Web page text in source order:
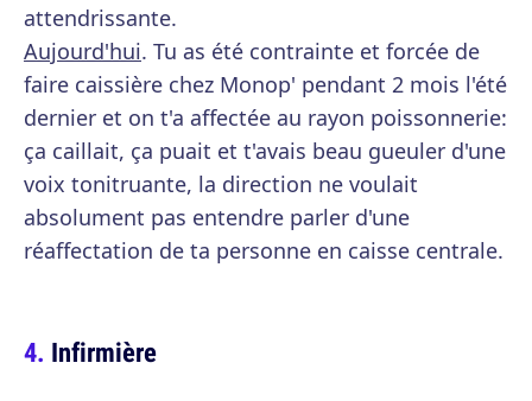
attendrissante.
Aujourd'hui. Tu as été contrainte et forcée de
faire caissière chez Monop' pendant 2 mois l'été
dernier et on t'a affectée au rayon poissonnerie:
ça caillait, ça puait et t'avais beau gueuler d'une
voix tonitruante, la direction ne voulait
absolument pas entendre parler d'une
réaffectation de ta personne en caisse centrale.
Infirmière